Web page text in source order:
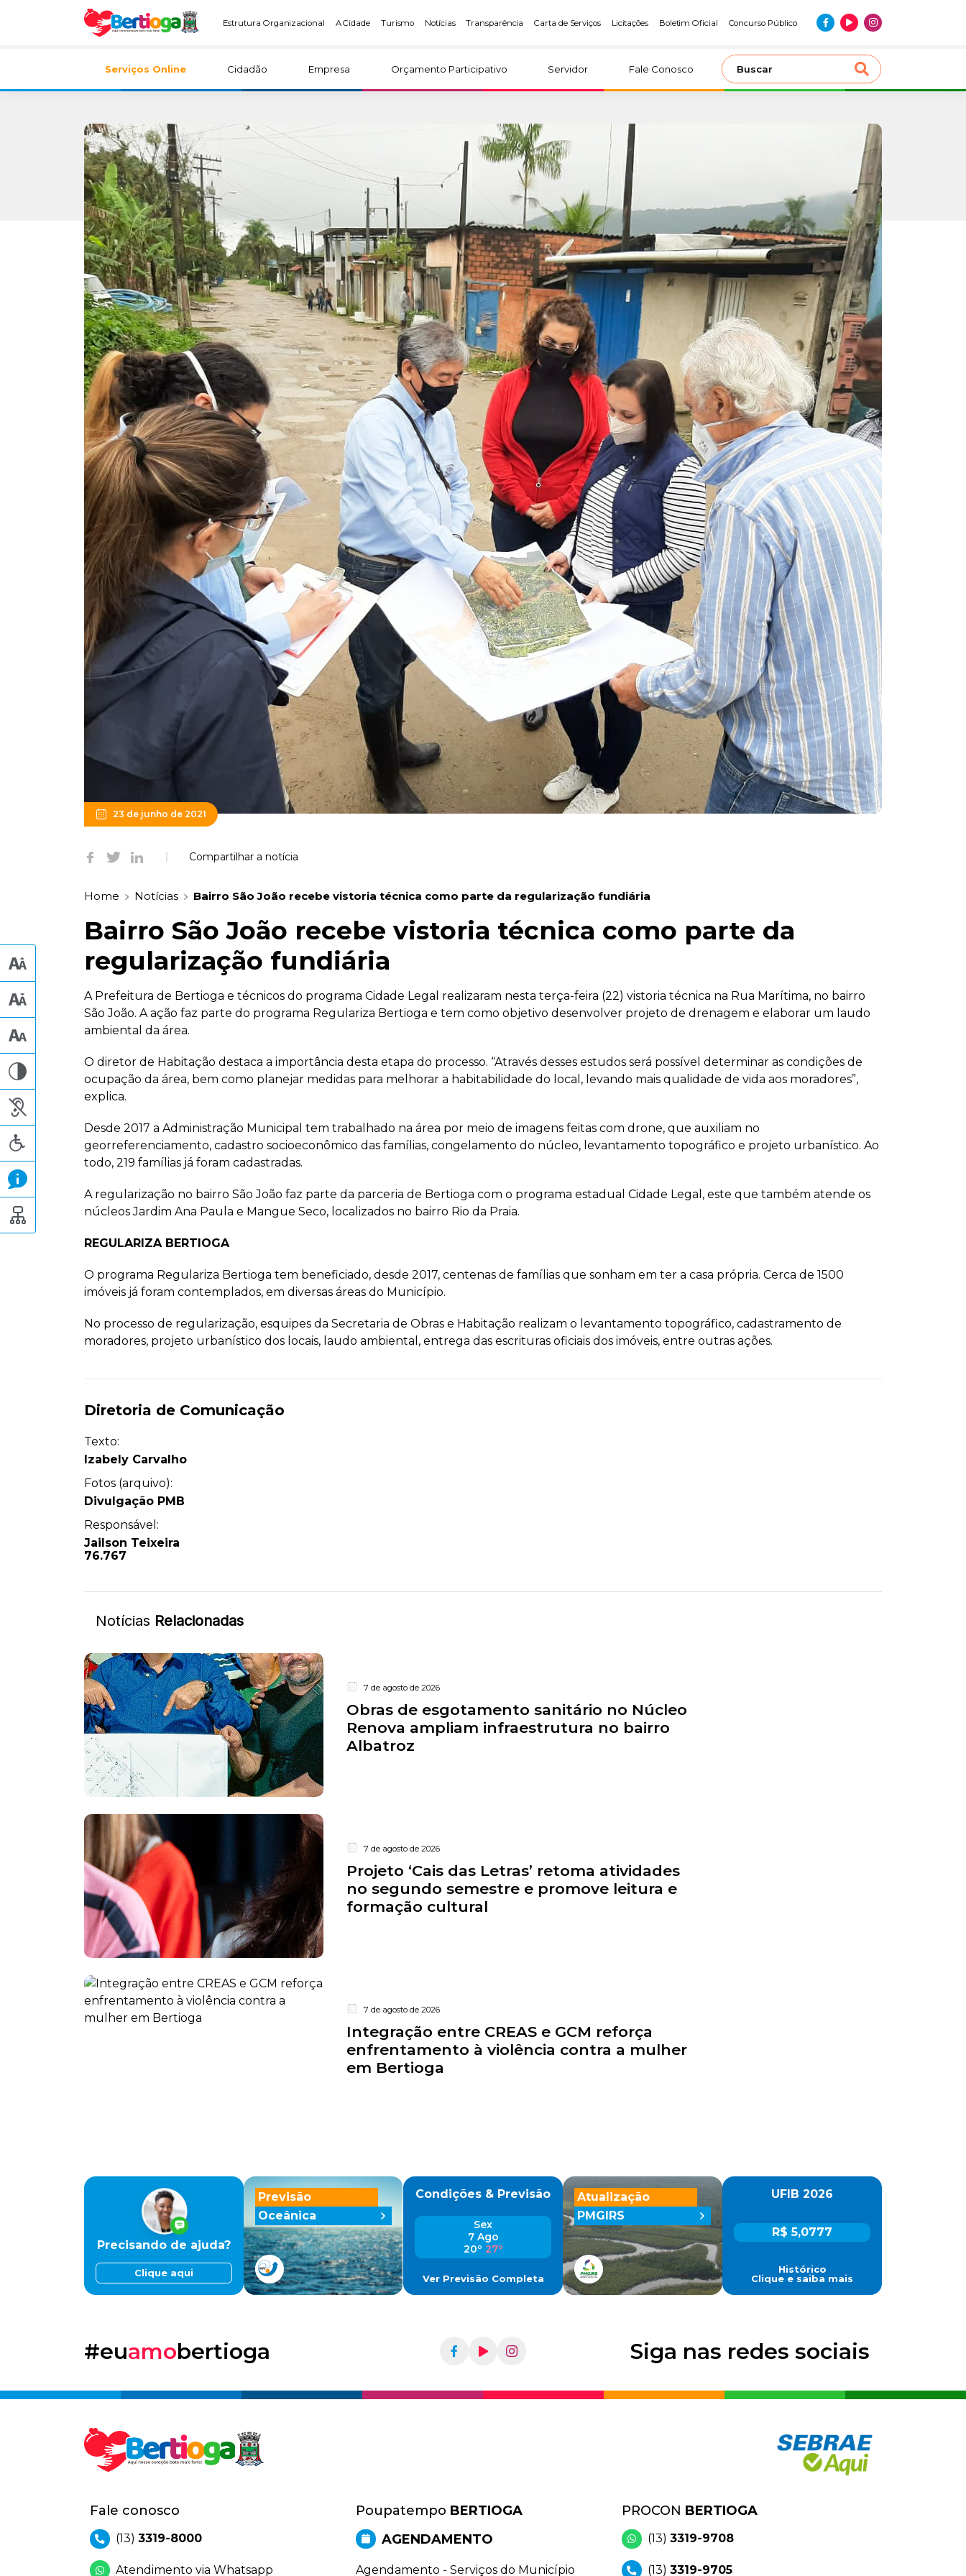
Estrutura Organizacional A Cidade Turismo Notícias Transparência Carta de Serviços Licitações Boletim Oficial Concurso Público
Serviços Online Cidadão Empresa Orçamento Participativo Servidor Fale Conosco
23 de junho de 2021
Compartilhar a notícia
Home Notícias Bairro São João recebe vistoria técnica como parte da regularização fundiária
Bairro São João recebe vistoria técnica como parte da
regularização fundiária
A Prefeitura de Bertioga e técnicos do programa Cidade Legal realizaram nesta terça-feira (22) vistoria técnica na Rua Marítima, no bairro
São João. A ação faz parte do programa Regulariza Bertioga e tem como objetivo desenvolver projeto de drenagem e elaborar um laudo
ambiental da área.
O diretor de Habitação destaca a importância desta etapa do processo. “Através desses estudos será possível determinar as condições de
ocupação da área, bem como planejar medidas para melhorar a habitabilidade do local, levando mais qualidade de vida aos moradores”,
explica.
Desde 2017 a Administração Municipal tem trabalhado na área por meio de imagens feitas com drone, que auxiliam no
georreferenciamento, cadastro socioeconômico das famílias, congelamento do núcleo, levantamento topográfico e projeto urbanístico. Ao
todo, 219 famílias já foram cadastradas.
A regularização no bairro São João faz parte da parceria de Bertioga com o programa estadual Cidade Legal, este que também atende os
núcleos Jardim Ana Paula e Mangue Seco, localizados no bairro Rio da Praia.
REGULARIZA BERTIOGA
O programa Regulariza Bertioga tem beneficiado, desde 2017, centenas de famílias que sonham em ter a casa própria. Cerca de 1500
imóveis já foram contemplados, em diversas áreas do Município.
No processo de regularização, esquipes da Secretaria de Obras e Habitação realizam o levantamento topográfico, cadastramento de
moradores, projeto urbanístico dos locais, laudo ambiental, entrega das escrituras oficiais dos imóveis, entre outras ações.
Diretoria de Comunicação
Texto:
Izabely Carvalho
Fotos (arquivo):
Divulgação PMB
Responsável:
Jailson Teixeira
76.767
Notícias Relacionadas
7 de agosto de 2026
Obras de esgotamento sanitário no Núcleo
Renova ampliam infraestrutura no bairro
Albatroz
7 de agosto de 2026
Projeto ‘Cais das Letras’ retoma atividades
no segundo semestre e promove leitura e
formação cultural
7 de agosto de 2026
Integração entre CREAS e GCM reforça
enfrentamento à violência contra a mulher
em Bertioga
Previsão
Oceânica
Precisando de ajuda?
Clique aqui
Condições & Previsão
Sex
7 Ago
20º 27º
Ver Previsão Completa
UFIB 2026
R$ 5,0777
Histórico
Clique e saiba mais
Atualização
PMGIRS
#euamobertioga Siga nas redes sociais
Fale conosco
(13) 3319-8000
Atendimento via Whatsapp
Poupatempo BERTIOGA
AGENDAMENTO
Agendamento - Serviços do Município
PROCON BERTIOGA
(13) 3319-9708
(13) 3319-9705